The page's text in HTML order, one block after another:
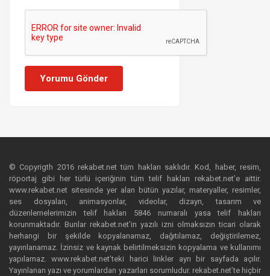
Yorumu Gönder
© Copyrigth 2016 rekabet.net tüm hakları saklıdır. Kod, haber, resim,
röportaj gibi her türlü içeriğinin tüm telif hakları rekabet.net’e aittir.
www.rekabet.net sitesinde yer alan bütün yazılar, materyaller, resimler,
ses dosyaları, animasyonlar, videolar, dizayn, tasarım ve
düzenlemelerimizin telif hakları 5846 numaralı yasa telif hakları
korunmaktadır. Bunlar rekabet.net’in yazılı izni olmaksızın ticari olarak
herhangi bir şekilde kopyalanamaz, dağıtılamaz, değiştirilemez,
yayınlanamaz. İzinsiz ve kaynak belirtilmeksizin kopyalama ve kullanımı
yapılamaz. www.rekabet.net’teki harici linkler ayrı bir sayfada açılır.
Yayınlanan yazı ve yorumlardan yazarları sorumludur. rekabet.net’te hiçbir